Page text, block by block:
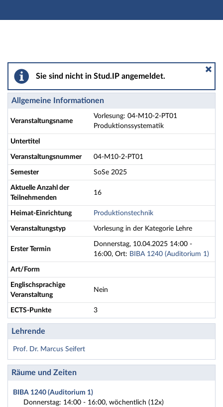
Hauptnavigation
Vorlesung: 04-M10-2-PT01 Produktionssystematik -
Sie sind nicht in Stud.IP angemeldet.
Allgemeine Informationen
Veranstaltungsname
Vorlesung: 04-M10-2-PT01
Produktionssystematik
Untertitel
Veranstaltungsnummer 04-M10-2-PT01
Semester SoSe 2025
Aktuelle Anzahl der
Teilnehmenden
16
Heimat-Einrichtung Produktionstechnik
Veranstaltungstyp Vorlesung in der Kategorie Lehre
Erster Termin
Donnerstag, 10.04.2025 14:00 -
16:00, Ort: BIBA 1240 (Auditorium 1)
Art/Form
Englischsprachige
Veranstaltung
Nein
ECTS-Punkte 3
Lehrende
Prof. Dr. Marcus Seifert
Räume und Zeiten
BIBA 1240 (Auditorium 1)
Donnerstag: 14:00 - 16:00, wöchentlich (12x)